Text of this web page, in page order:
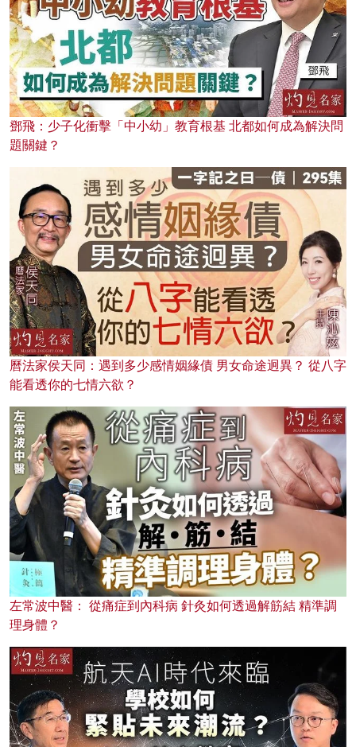
鄧飛：少子化衝擊「中小幼」教育根基 北都如何成為解決問
題關鍵？
曆法家侯天同：遇到多少感情姻緣債 男女命途迥異？ 從八字
能看透你的七情六欲？
左常波中醫： 從痛症到內科病 針灸如何透過解筋結 精準調
理身體？